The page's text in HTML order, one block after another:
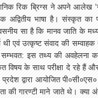
रिक ब्रिग्स ने अपने आलेख‘
अद्वितीय भाषा है। संस्कृत का
सा है कि मानव जाति के
थी एवं उत्कृष्ट संवाद की सम्वाहक
सम्भवत:इस तथ्य की अवहेलना
विषय के साथ परीक्षा दे रहे हैं
प्रदेश द्वारा आयोजित पी०सी०एस०
की गारण्टी माने जाते थे। क्या